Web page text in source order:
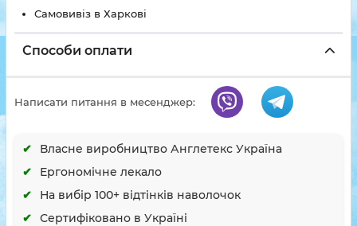
Самовивіз в Харкові
Способи оплати
Написати питання в месенджер:
Власне виробництво Англетекс Україна
Ергономічне лекало
На вибір 100+ відтінків наволочок
Сертифіковано в Україні